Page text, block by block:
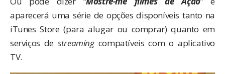
aparecerá uma série de opções disponíveis tanto na
iTunes Store (para alugar ou comprar) quanto em
serviços destreamingcompatíveis com o aplicativo
TV.